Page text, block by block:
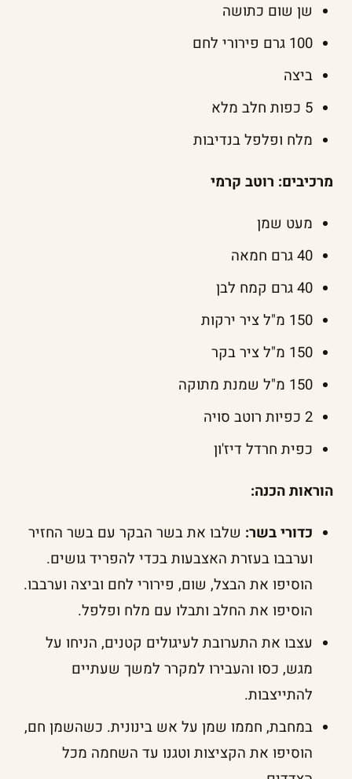
שן שום כתושה
100 גרם פירורי לחם
ביצה
5 כפות חלב מלא
מלח ופלפל בנדיבות
מרכיבים: רוטב קרמי
מעט שמן
40 גרם חמאה
40 גרם קמח לבן
150 מ"ל ציר ירקות
150 מ"ל ציר בקר
150 מ"ל שמנת מתוקה
2 כפיות רוטב סויה
כפית חרדל דיז'ון
הוראות הכנה:
כדורי בשר: שלבו את בשר הבקר עם בשר החזיר
וערבבו בעזרת האצבעות בכדי להפריד גושים.
הוסיפו את הבצל, שום, פירורי לחם וביצה וערבבו.
הוסיפו את החלב ותבלו עם מלח ופלפל.
עצבו את התערובת לעיגולים קטנים, הניחו על
מגש, כסו והעבירו למקרר למשך שעתיים
להתייצבות.
במחבת, חממו שמן על אש בינונית. כשהשמן חם,
הוסיפו את הקציצות וטגנו עד השחמה מכל